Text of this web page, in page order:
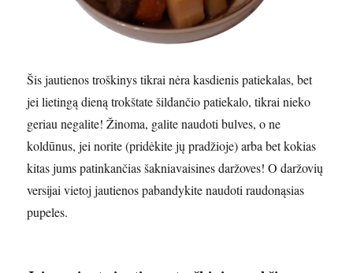
Šis jautienos troškinys tikrai nėra kasdienis patiekalas, bet
jei lietingą dieną trokštate šildančio patiekalo, tikrai nieko
geriau negalite! Žinoma, galite naudoti bulves, o ne
koldūnus, jei norite (pridėkite jų pradžioje) arba bet kokias
kitas jums patinkančias šakniavaisines daržoves! O daržovių
versijai vietoj jautienos pabandykite naudoti raudonąsias
pupeles.